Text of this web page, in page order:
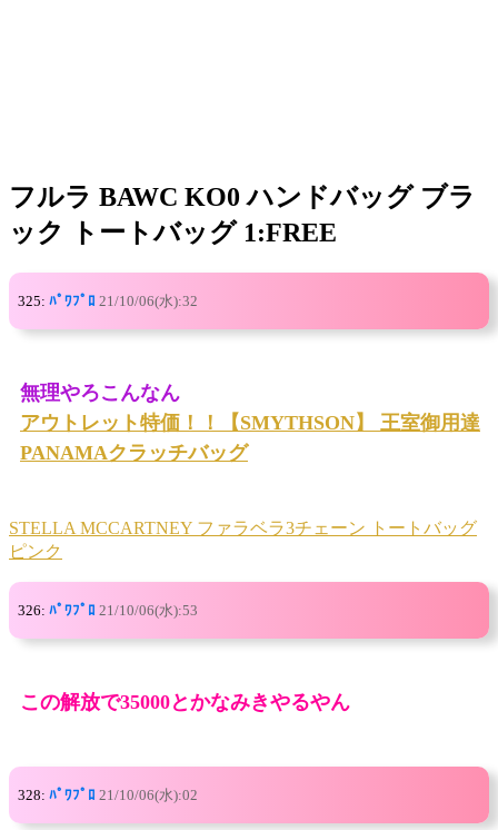
フルラ BAWC KO0 ハンドバッグ ブラ
ック トートバッグ 1:FREE
325: ﾊﾟﾜﾌﾟﾛ 21/10/06(水):32
無理やろこんなん
アウトレット特価！！【SMYTHSON】 王室御用達
PANAMAクラッチバッグ
STELLA MCCARTNEY ファラベラ3チェーン トートバッグ
ピンク
326: ﾊﾟﾜﾌﾟﾛ 21/10/06(水):53
この解放で35000とかなみきやるやん
328: ﾊﾟﾜﾌﾟﾛ 21/10/06(水):02